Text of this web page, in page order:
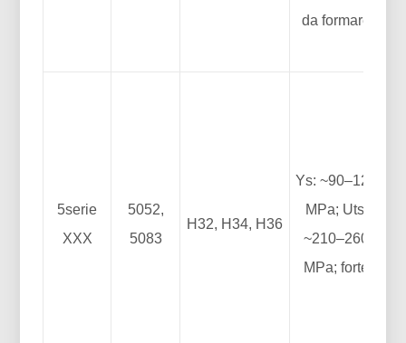
da formare
5serie
XXX
5052,
5083
H32, H34, H36
Ys: ~90–125
MPa; Uts:
~210–260
MPa; forte